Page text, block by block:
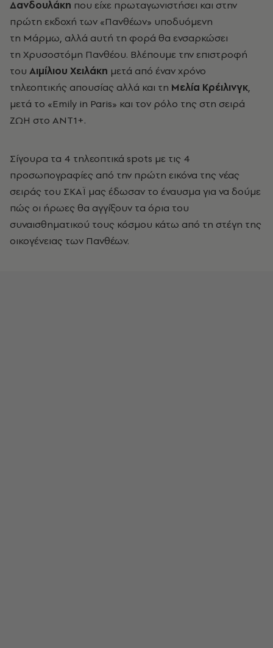
Δανδουλάκη που είχε πρωταγωνιστήσει και στην
πρώτη εκδοχή των «Πανθέων» υποδυόμενη
τη Μάρμω, αλλά αυτή τη φορά θα ενσαρκώσει
τη Χρυσοστόμη Πανθέου. Βλέπουμε την επιστροφή
του Αιμίλιου Χειλάκη μετά από έναν χρόνο
τηλεοπτικής απουσίας αλλά και τη Μελία Κρέιλινγκ,
μετά το «Emily in Paris» και τον ρόλο της στη σειρά
ΖΩΗ στο ΑΝΤ1+.
Σίγουρα τα 4 τηλεοπτικά spots με τις 4
προσωπογραφίες από την πρώτη εικόνα της νέας
σειράς του ΣΚΑΪ μας έδωσαν το έναυσμα για να δούμε
πώς οι ήρωες θα αγγίξουν τα όρια του
συναισθηματικού τους κόσμου κάτω από τη στέγη της
οικογένειας των Πανθέων.